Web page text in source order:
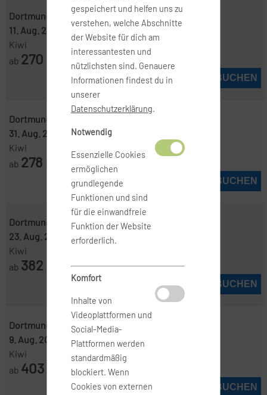
Dortmund ( DTM )-Madrid ( MAD )
11. Aug. 2026
13. Aug. 2026
Kiwi
ab 270
JETZT BUCHEN
Dortmund ( DTM )
31. Aug. 2026
4. Sep. 2026
Kiwi
ab 278
JETZT BUCHEN
Dortmund ( DTM )-Madrid ( MAD )
23. Aug. 2026
27. Aug. 2026
Kiwi
ab 382
JETZT BUCHEN
Dortmund ( DTM ) -Madrid ( MAD )
9. Aug. 2026
12. Aug. 2026
Kiwi
ab 403
JETZT BUCHEN
gespeichert und helfen uns zu
verstehen, welche Abschnitte
der Website für dich am
interessantesten und
nützlichsten sind. Genauere
Informationen findest du in
unserer
Datenschutzerklärung.
Notwendig
Essenzielle Cookies
ermöglichen
grundlegende
Funktionen und sind
für die einwandfreie
Funktion der Website
erforderlich.
Komfort
Inhalte von
Videoplattformen und
Social-Media-
Plattformen werden
standardmäßig
blockiert. Wenn
Cookies von externen